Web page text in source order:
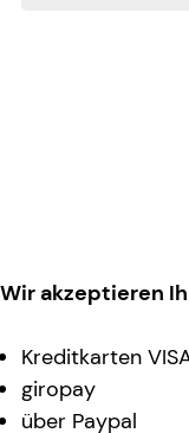
Wir akzeptieren
Kreditkarten
giropay
über Paypal